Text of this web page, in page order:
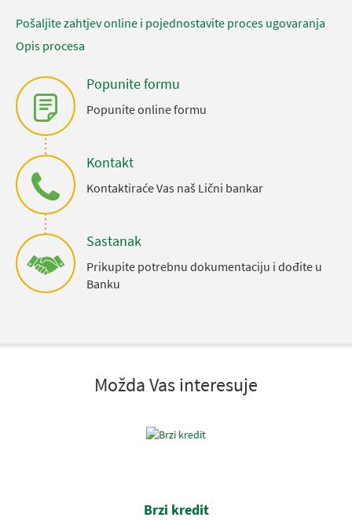
Pošaljite zahtjev online i pojednostavite proces ugovaranja
Opis procesa
Popunite formu
Popunite online formu
Kontakt
Kontaktiraće Vas naš Lični bankar
Sastanak
Prikupite potrebnu dokumentaciju i dođite u
Banku
Možda Vas interesuje
Brzi kredit